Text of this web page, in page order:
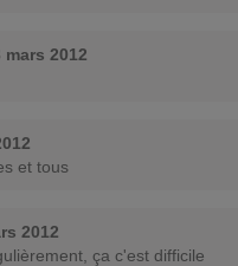
mars 2012
et tous
2012
ça c'est difficile